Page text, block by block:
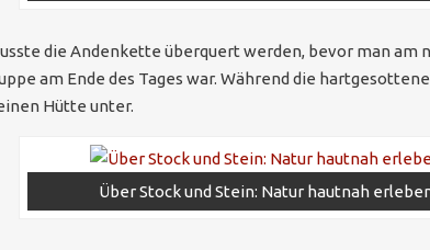
die Andenkette überquert werden, bevor man am
am Ende des Tages war. Während die
Hütte unter.
Über Stock und Stein: Natur hautnah